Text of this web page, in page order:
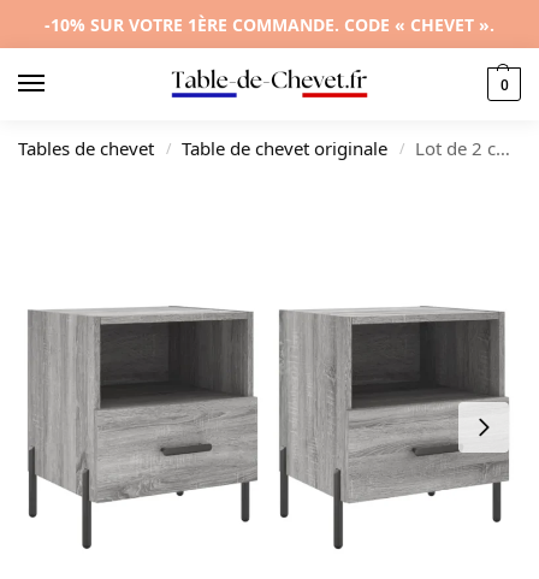
-10% SUR VOTRE 1ÈRE COMMANDE. CODE « CHEVET ».
0
Tables de chevet / Table de chevet originale / Lot de 2 chevets bois gris design moderne connecté, 40x35x47.5cm